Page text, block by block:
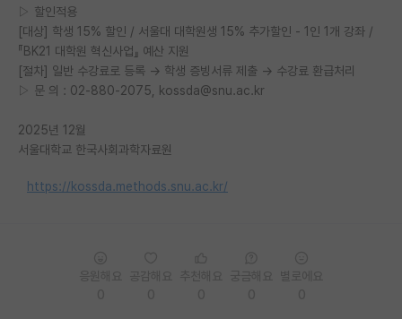
▷ 할인적용
[대상] 학생 15% 할인 / 서울대 대학원생 15% 추가할인 - 1인 1개 강좌 /
『BK21 대학원 혁신사업』 예산 지원
[절차] 일반 수강료로 등록 → 학생 증빙서류 제출 → 수강료 환급처리
▷ 문 의 : 02-880-2075, kossda@snu.ac.kr
2025년 12월
서울대학교 한국사회과학자료원
https://kossda.methods.snu.ac.kr/